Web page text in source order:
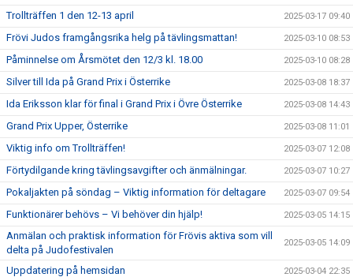
Trollträffen 1 den 12-13 april 2025-03-17 09:40
Frövi Judos framgångsrika helg på tävlingsmattan! 2025-03-10 08:53
Påminnelse om Årsmötet den 12/3 kl. 18.00 2025-03-10 08:28
Silver till Ida på Grand Prix i Österrike 2025-03-08 18:37
Ida Eriksson klar för final i Grand Prix i Övre Österrike 2025-03-08 14:43
Grand Prix Upper, Österrike 2025-03-08 11:01
Viktig info om Trollträffen! 2025-03-07 12:08
Förtydilgande kring tävlingsavgifter och änmälningar. 2025-03-07 10:27
Pokaljakten på söndag – Viktig information för deltagare 2025-03-07 09:54
Funktionärer behövs – Vi behöver din hjälp! 2025-03-05 14:15
Anmälan och praktisk information för Frövis aktiva som vill
delta på Judofestivalen
2025-03-05 14:09
Uppdatering på hemsidan 2025-03-04 22:35